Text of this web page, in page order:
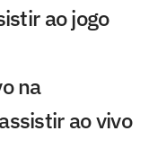
ao jogo
na
ao vivo